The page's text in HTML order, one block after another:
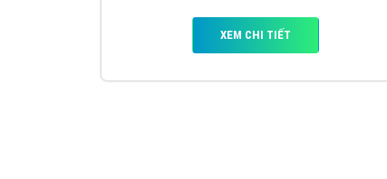
XEM CHI TIẾT